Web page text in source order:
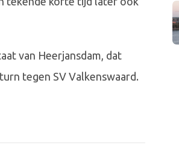
van Heerjansdam, dat
tegen SV Valkenswaard.